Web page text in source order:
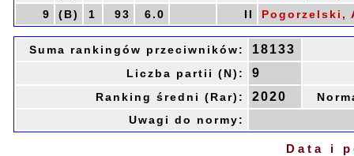
9
(B) 1 93 6.0 II Pogorzelski,
Suma rankingów przeciwników: 18133
Liczba partii (N): 9
Ranking średni (Rar): 2020
Uwagi do normy:
Data i